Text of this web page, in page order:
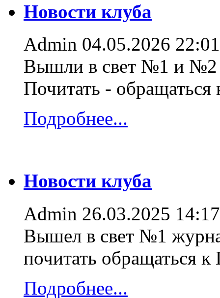
Новости клуба
Admin 04.05.2026 22:01
Вышли в свет №1 и №2
Почитать -
Подробнее...
Новости клуба
Admin 26.03.2025 14:17
Вышел в свет №1
почитать обращаться
Подробнее...